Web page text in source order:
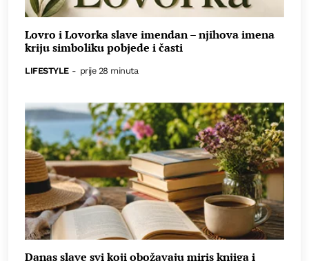
Lovro i Lovorka slave imendan – njihova imena
kriju simboliku pobjede i časti
LIFESTYLE - prije 28 minuta
Danas slave svi koji obožavaju miris knjiga i